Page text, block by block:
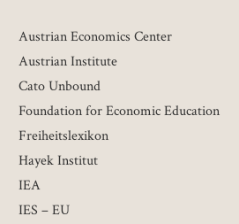
Austrian Economics Center
Austrian Institute
Cato Unbound
Foundation for Economic Education
Freiheitslexikon
Hayek Institut
IEA
IES – EU